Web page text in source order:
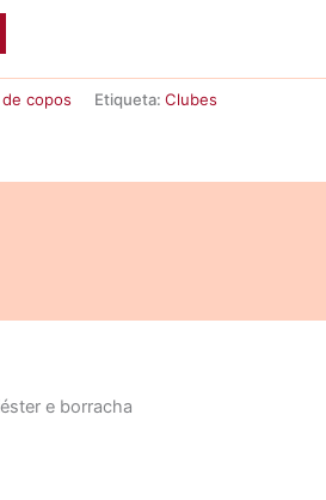
de copos Etiqueta: Clubes
e borracha